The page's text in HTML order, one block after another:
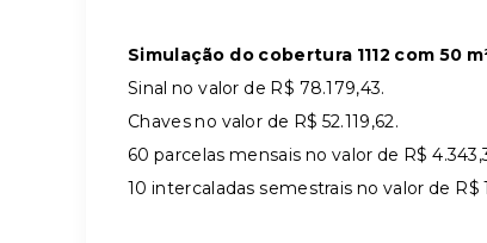
Simulação do cobertura 1112 com 50
Sinal no valor de R$ 78.179,43.
Chaves no valor de R$ 52.119,62.
60 parcelas mensais no valor de R$
10 intercaladas semestrais no valor de R$